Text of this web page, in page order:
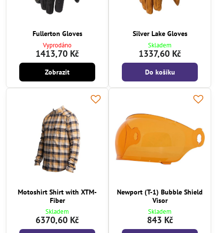
Fullerton Gloves
Vyprodáno
1413,70 Kč
Zobrazit
Silver Lake Gloves
Skladem
1337,60 Kč
Do košíku
Motoshirt Shirt with XTM-
Fiber
Skladem
6370,60 Kč
Newport (T-1) Bubble Shield
Visor
Skladem
843 Kč